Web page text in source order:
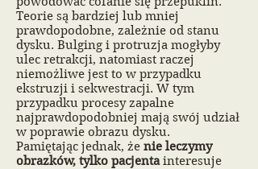
Teorie są bardziej lub mniej
prawdopodobne, zależnie od stanu
dysku. Bulging i protruzja mogłyby
ulec retrakcji, natomiast raczej
niemożliwe jest to w przypadku
ekstruzji i sekwestracji. W tym
przypadku procesy zapalne
najprawdopodobniej mają swój udział
w poprawie obrazu dysku.
Pamiętając jednak, że nie leczymy
obrazków, tylko pacjentainteresuje